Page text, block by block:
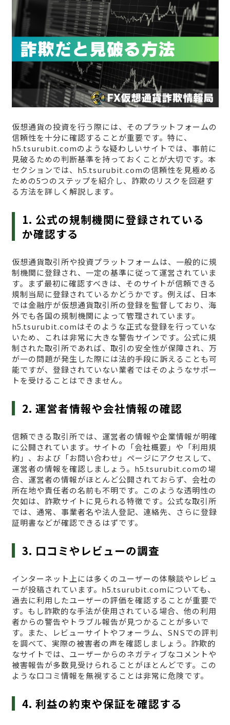
仮想通貨の投資を行う際には、そのプラットフォームの
信頼性を十分に確認することが重要です。特に、
h5.tsurubit.comのような疑わしいサイトでは、事前に
見破るための判断基準を持っておくことが大切です。本
セクションでは、h5.tsurubit.comの信頼性を見極める
ための5つのステップを紹介し、詐欺のリスクを回避す
る方法を詳しく解説します。
1. 公式の規制機関に登録されている
か確認する
仮想通貨取引所や投資プラットフォームは、一般的に規
制機関に登録され、一定の基準に従って運営されていま
す。まず最初に確認すべきは、そのサイトが信頼できる
規制当局に登録されているかどうかです。例えば、日本
では金融庁が仮想通貨取引所の登録を監督しており、海
外でも各国の規制機関によって管理されています。
h5.tsurubit.comはそのような正式な登録を行っていな
いため、これは非常に大きな警告サインです。公式に規
制された取引所であれば、取引の安全性が保障され、万
が一の問題が発生した際には法的手段に訴えることも可
能ですが、登録されていない業者ではそのようなサポー
トを受けることはできません。
2. 運営者情報や会社情報の確認
信頼できる取引所では、運営者の情報や企業情報が明確
に公開されています。サイトの「会社概要」や「利用規
約」、および「お問い合わせ」ページにアクセスして、
運営者の情報を確認しましょう。h5.tsurubit.comの場
合、運営者の情報がほとんど公開されておらず、会社の
所在地や責任者の名前も不明です。このような透明性の
欠如は、詐欺サイトに見られる特徴です。公式な取引所
では、通常、事業者名や法人登記、連絡先、さらに登録
証明書などが確認できるはずです。
3. 口コミやレビューの調査
インターネット上には多くのユーザーの体験談やレビュ
ーが投稿されています。h5.tsurubit.comについても、
過去に利用したユーザーの評価を確認することが重要で
す。もし詐欺的な手法が使用されている場合、他の利用
者からの警告やトラブル報告が見つかることが多いで
す。また、レビューサイトやフォーラム、SNSでの評判
を調べて、実際の被害者の声を確認しましょう。詐欺的
なサイトでは、ユーザーからのネガティブなコメントや
被害報告が多数見受けられることがほとんどです。この
ような口コミ情報を無視することは非常に危険です。
4. 利益の約束や保証を確認する